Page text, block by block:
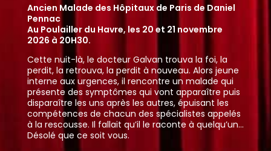
de Paris de Daniel
20 et 21 novembre
trouva la foi, la
à nouveau. Alors jeune
un malade qui
vont apparaître puis
autres, épuisant les
spécialistes appelés
le raconte à quelqu’un...
Léonie est en avance (ou le mal joli)
À la salle Gaston Grimaux
Dans sa maison bourgeoise, Léonie
elle ne devait accoucher que dans un
de ses poussées hormonales, elle
allègrement des hurlements à la
mari, Julien Toudoux, subit ce chaos
de philosophie que possible... D’autant
parents de la jeune femme, la
la sage femme vont encore en